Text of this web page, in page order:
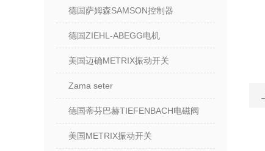
德国萨姆森SAMSON控制器
德国ZIEHL-ABEGG电机
美国迈确METRIX振动开关
Zama seter
德国蒂芬巴赫TIEFENBACH电磁阀
美国METRIX振动开关